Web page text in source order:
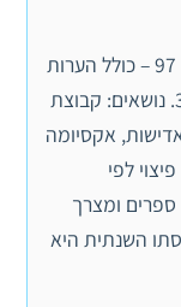
10627 תורת המחירים א – ממ”ן 14, ציון 97 – כולל הערות
המנחה. חומר הלימוד למטלה: יחידה 3-5. נושאים: קבוצת
אקסיומה
לפי
ספרים ומצרך
1 ש”ח). הכנסתו השנתית היא